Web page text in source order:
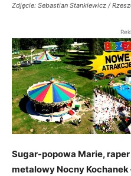
Zdjęcie: Sebastian Stankiewicz /
Sugar-popowa Marie,
metalowy Nocny